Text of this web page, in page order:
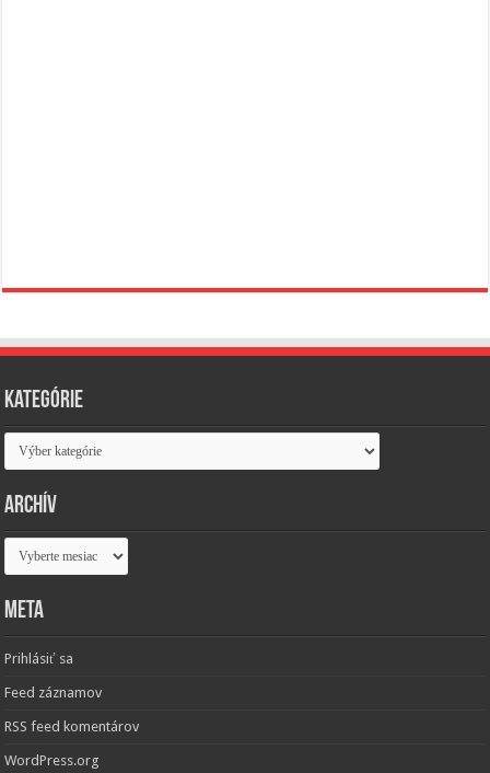
Kategórie
Kategórie
Archív
Archív
Meta
Prihlásiť sa
Feed záznamov
RSS feed komentárov
WordPress.org